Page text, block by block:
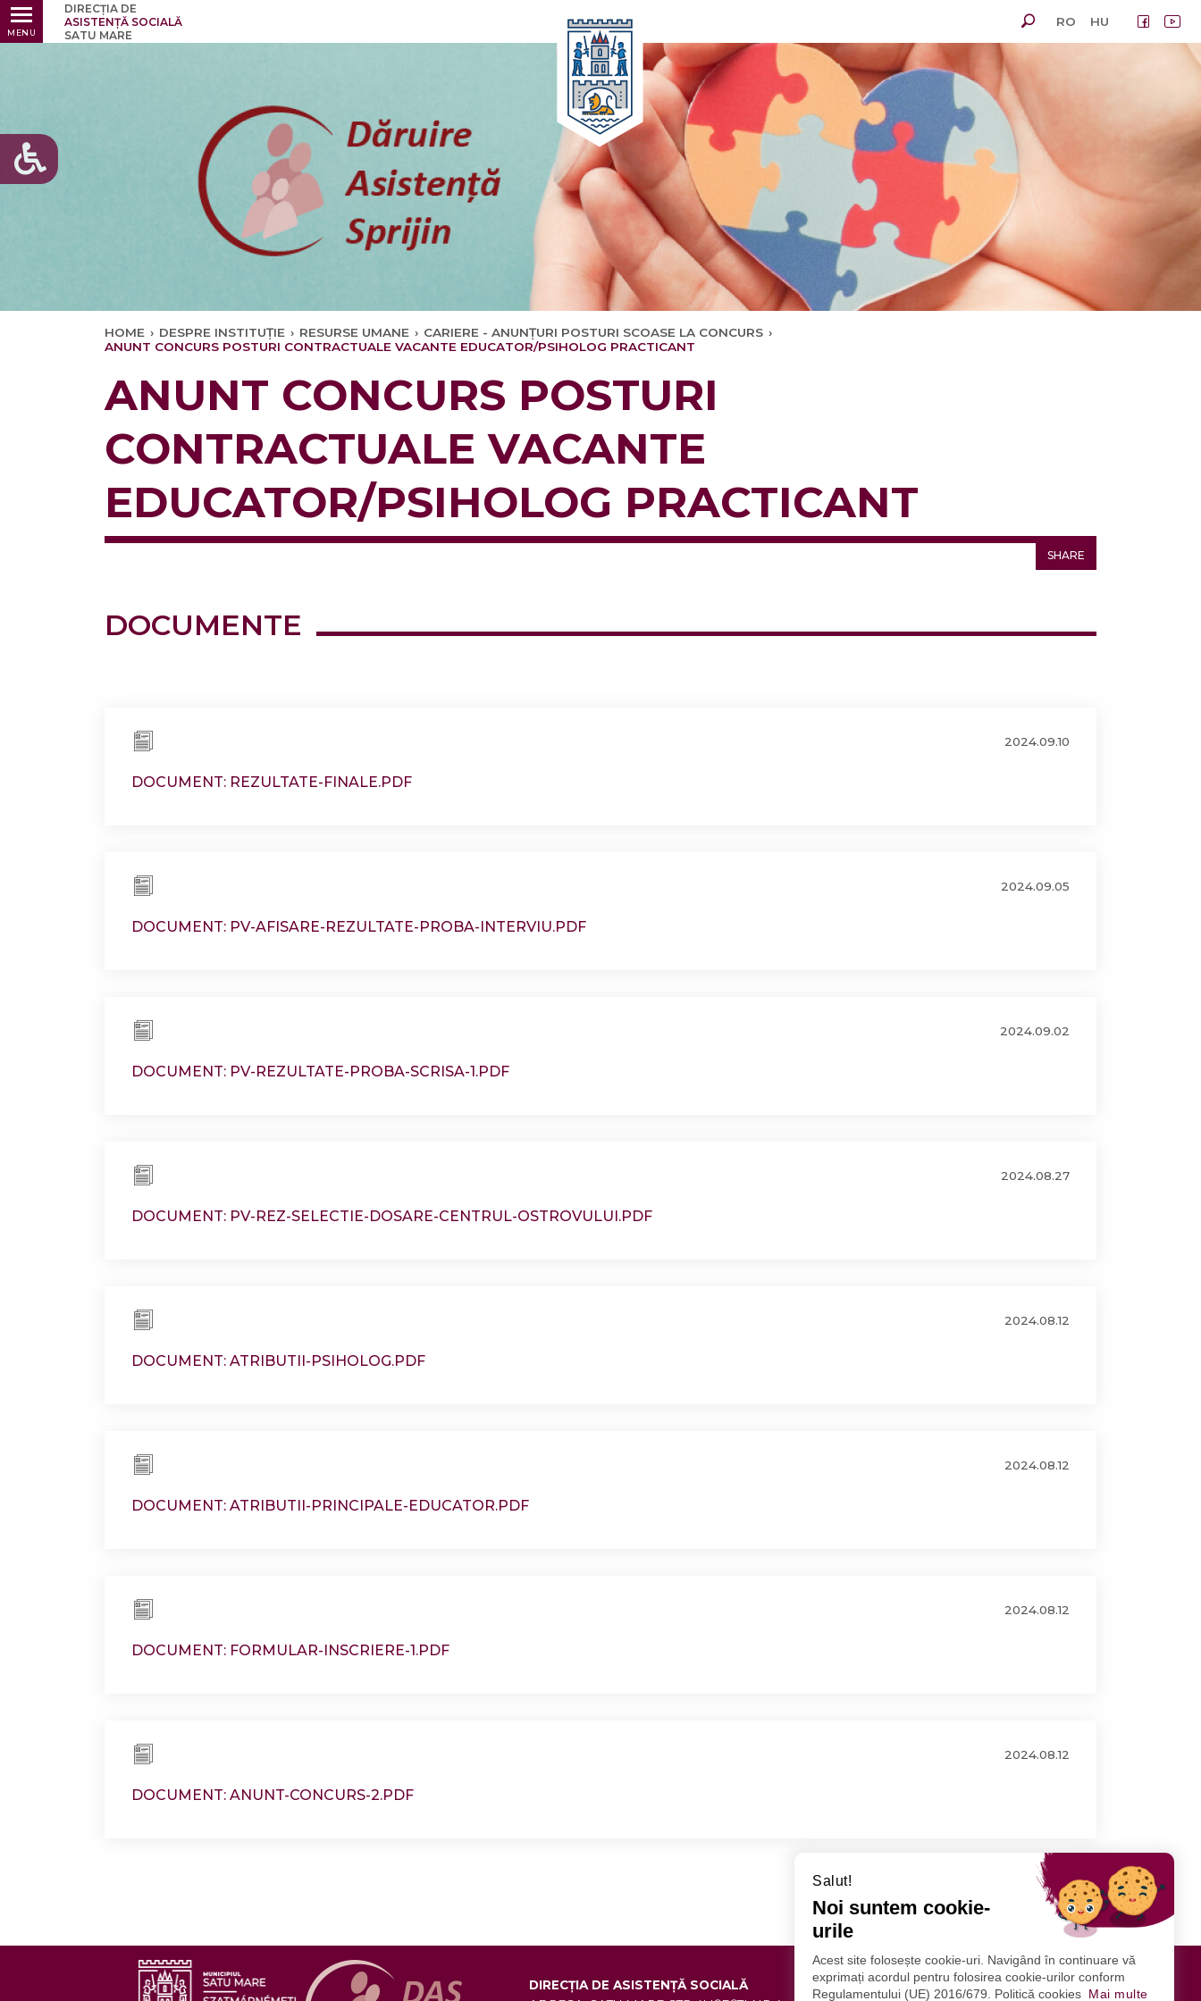
MENU
DIRECȚIA DE
ASISTENȚĂ SOCIALĂ
SATU MARE
RO HU
HOME › DESPRE INSTITUȚIE › RESURSE UMANE › CARIERE - ANUNȚURI POSTURI SCOASE LA CONCURS ›
ANUNT CONCURS POSTURI CONTRACTUALE VACANTE EDUCATOR/PSIHOLOG PRACTICANT
ANUNT CONCURS POSTURI
CONTRACTUALE VACANTE
EDUCATOR/PSIHOLOG PRACTICANT
SHARE
DOCUMENTE
2024.09.10
DOCUMENT: REZULTATE-FINALE.PDF
2024.09.05
DOCUMENT: PV-AFISARE-REZULTATE-PROBA-INTERVIU.PDF
2024.09.02
DOCUMENT: PV-REZULTATE-PROBA-SCRISA-1.PDF
2024.08.27
DOCUMENT: PV-REZ-SELECTIE-DOSARE-CENTRUL-OSTROVULUI.PDF
2024.08.12
DOCUMENT: ATRIBUTII-PSIHOLOG.PDF
2024.08.12
DOCUMENT: ATRIBUTII-PRINCIPALE-EDUCATOR.PDF
2024.08.12
DOCUMENT: FORMULAR-INSCRIERE-1.PDF
2024.08.12
DOCUMENT: ANUNT-CONCURS-2.PDF
DIRECȚIA DE ASISTENȚĂ SOCIALĂ
URMĂRIȚI-NE
Salut!
Noi suntem cookie-
urile
Acest site folosește cookie-uri. Navigând în continuare vă
exprimați acordul pentru folosirea cookie-urilor conform
Regulamentului (UE) 2016/679. Politică cookies
Mai multe